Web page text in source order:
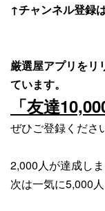
↑チャンネル登録
厳選屋アプリをリ
ています。
「友達
ぜひご登録くださ
2,000人が達成し
次は一気に5,000人